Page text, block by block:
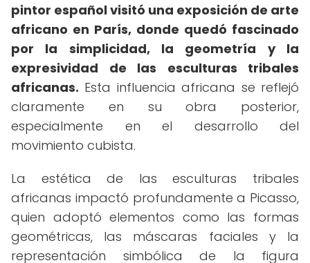
pintor español visitó una exposición de arte
africano en París, donde quedó fascinado
por la simplicidad, la geometría y la
expresividad de las esculturas tribales
africanas. Esta influencia africana se reflejó
claramente en su obra posterior,
especialmente en el desarrollo del
movimiento cubista.
La estética de las esculturas tribales
africanas impactó profundamente a Picasso,
quien adoptó elementos como las formas
geométricas, las máscaras faciales y la
representación simbólica de la figura